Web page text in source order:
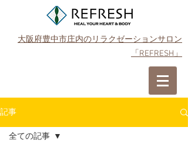
大阪府豊中市庄内のリラクゼーションサロン
「REFRESH」
記事
全ての記事